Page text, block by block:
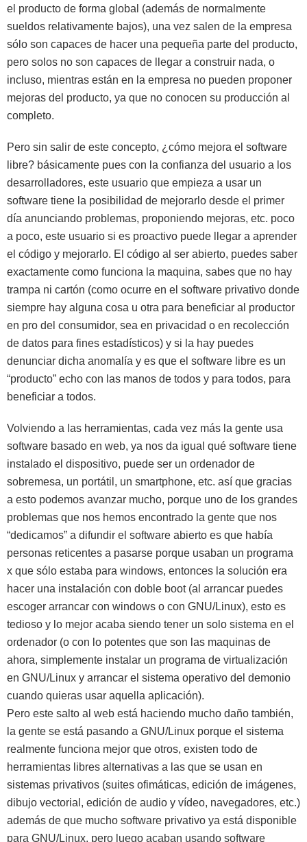
el producto de forma global (además de normalmente
sueldos relativamente bajos), una vez salen de la empresa
sólo son capaces de hacer una pequeña parte del producto,
pero solos no son capaces de llegar a construir nada, o
incluso, mientras están en la empresa no pueden proponer
mejoras del producto, ya que no conocen su producción al
completo.
Pero sin salir de este concepto, ¿cómo mejora el software
libre? básicamente pues con la confianza del usuario a los
desarrolladores, este usuario que empieza a usar un
software tiene la posibilidad de mejorarlo desde el primer
día anunciando problemas, proponiendo mejoras, etc. poco
a poco, este usuario si es proactivo puede llegar a aprender
el código y mejorarlo. El código al ser abierto, puedes saber
exactamente como funciona la maquina, sabes que no hay
trampa ni cartón (como ocurre en el software privativo donde
siempre hay alguna cosa u otra para beneficiar al productor
en pro del consumidor, sea en privacidad o en recolección
de datos para fines estadísticos) y si la hay puedes
denunciar dicha anomalía y es que el software libre es un
“producto” echo con las manos de todos y para todos, para
beneficiar a todos.
Volviendo a las herramientas, cada vez más la gente usa
software basado en web, ya nos da igual qué software tiene
instalado el dispositivo, puede ser un ordenador de
sobremesa, un portátil, un smartphone, etc. así que gracias
a esto podemos avanzar mucho, porque uno de los grandes
problemas que nos hemos encontrado la gente que nos
“dedicamos” a difundir el software abierto es que había
personas reticentes a pasarse porque usaban un programa
x que sólo estaba para windows, entonces la solución era
hacer una instalación con doble boot (al arrancar puedes
escoger arrancar con windows o con GNU/Linux), esto es
tedioso y lo mejor acaba siendo tener un solo sistema en el
ordenador (o con lo potentes que son las maquinas de
ahora, simplemente instalar un programa de virtualización
en GNU/Linux y arrancar el sistema operativo del demonio
cuando quieras usar aquella aplicación).
Pero este salto al web está haciendo mucho daño también,
la gente se está pasando a GNU/Linux porque el sistema
realmente funciona mejor que otros, existen todo de
herramientas libres alternativas a las que se usan en
sistemas privativos (suites ofimáticas, edición de imágenes,
dibujo vectorial, edición de audio y vídeo, navegadores, etc.)
además de que mucho software privativo ya está disponible
para GNU/Linux, pero luego acaban usando software